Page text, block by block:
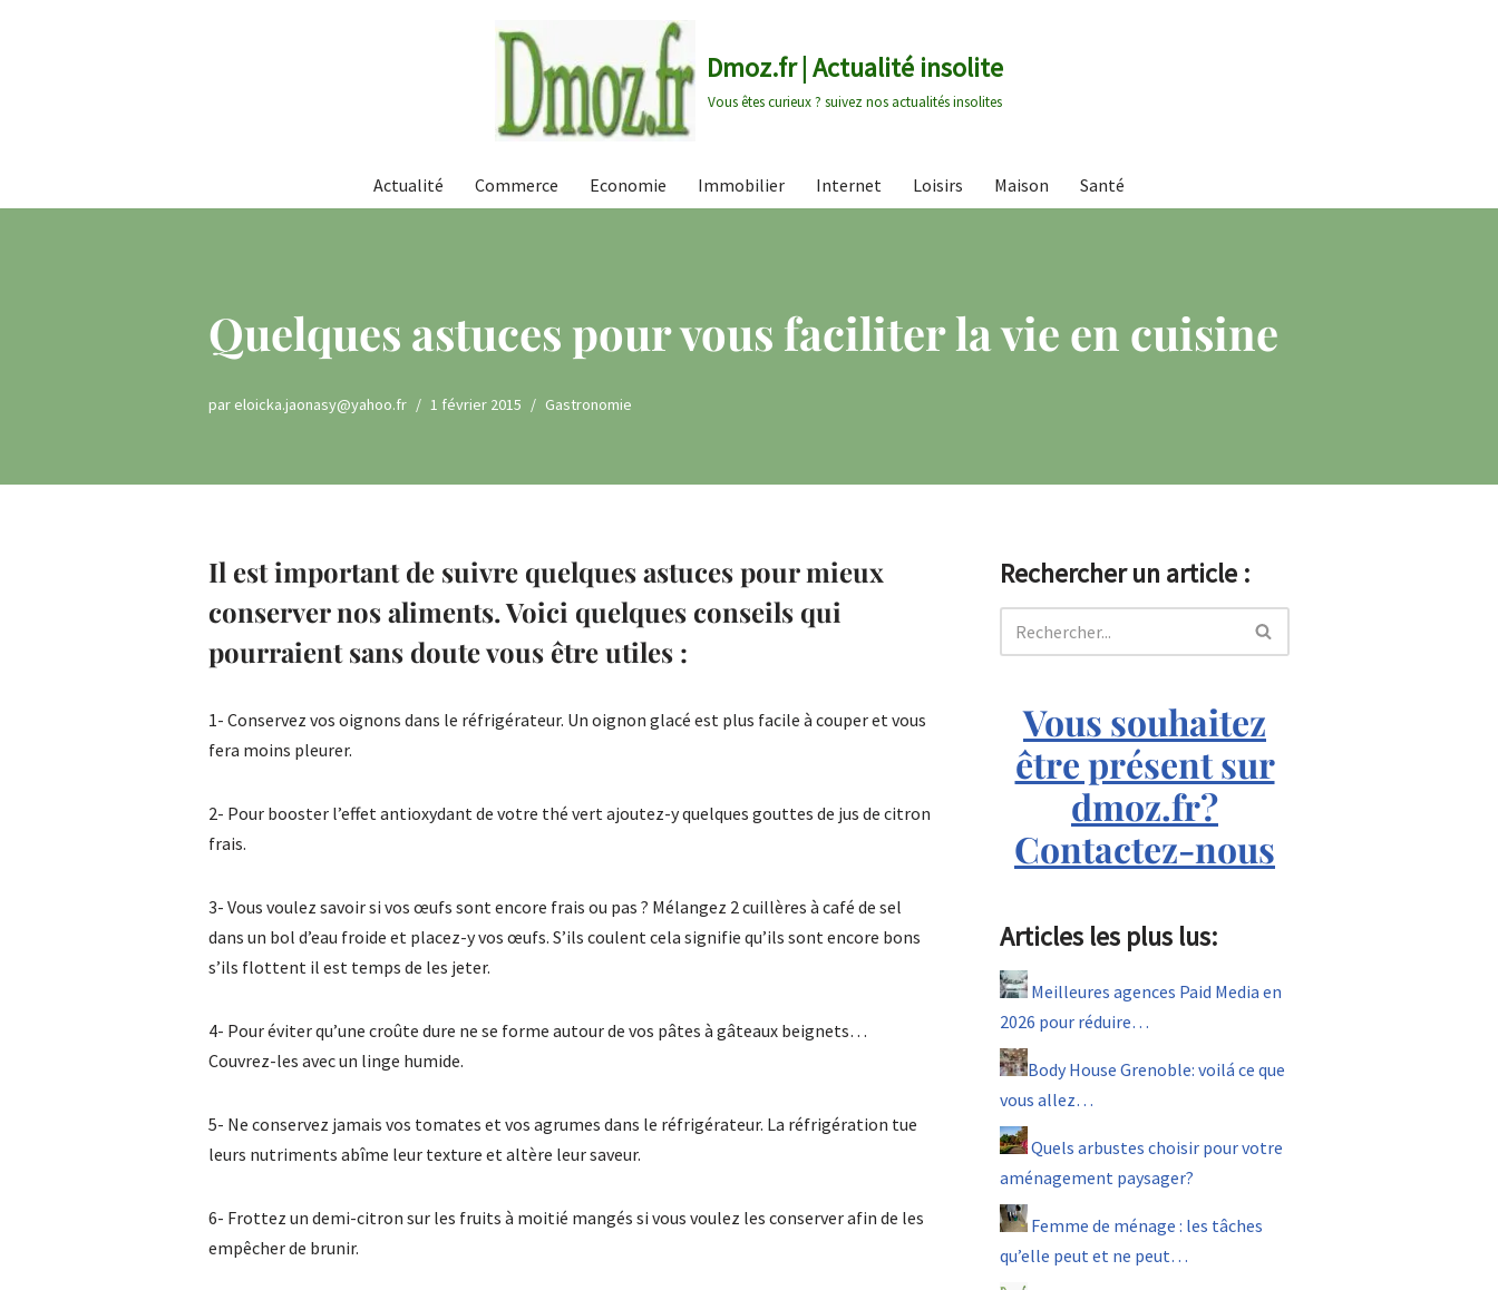
Dmoz.fr | Actualité insolite
Vous êtes curieux ? suivez nos actualités insolites
Actualité Commerce Economie Immobilier Internet Loisirs Maison Santé
Quelques astuces pour vous faciliter la vie en cuisine
par eloicka.jaonasy@yahoo.fr 1 février 2015 Gastronomie
Il est important de suivre quelques astuces pour mieux
conserver nos aliments. Voici quelques conseils qui
pourraient sans doute vous être utiles :
1- Conservez vos oignons dans le réfrigérateur. Un oignon glacé est plus facile à couper et vous
fera moins pleurer.
2- Pour booster l’effet antioxydant de votre thé vert ajoutez-y quelques gouttes de jus de citron
frais.
3- Vous voulez savoir si vos œufs sont encore frais ou pas ? Mélangez 2 cuillères à café de sel
dans un bol d’eau froide et placez-y vos œufs. S’ils coulent cela signifie qu’ils sont encore bons
s’ils flottent il est temps de les jeter.
4- Pour éviter qu’une croûte dure ne se forme autour de vos pâtes à gâteaux beignets…
Couvrez-les avec un linge humide.
5- Ne conservez jamais vos tomates et vos agrumes dans le réfrigérateur. La réfrigération tue
leurs nutriments abîme leur texture et altère leur saveur.
6- Frottez un demi-citron sur les fruits à moitié mangés si vous voulez les conserver afin de les
empêcher de brunir.
Rechercher un article :
Vous souhaitez
être présent sur
dmoz.fr?
Contactez-nous
Articles les plus lus:
Meilleures agences Paid Media en
2026 pour réduire…
Body House Grenoble: voilá ce que
vous allez…
Quels arbustes choisir pour votre
aménagement paysager?
Femme de ménage : les tâches
qu’elle peut et ne peut…